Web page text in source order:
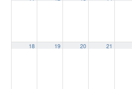
18 19 20 21